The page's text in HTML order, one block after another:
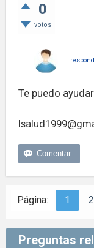
0
votos
Te puedo
Página: 1 2
Preguntas